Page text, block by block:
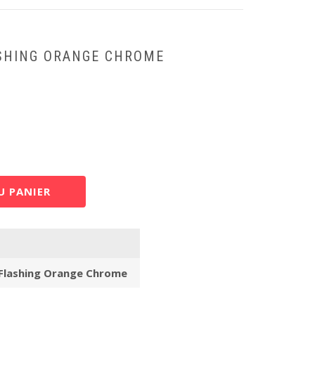
ORANGE CHROME
PANIER
Orange Chrome